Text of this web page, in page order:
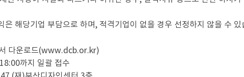
은 해당기업 부담으로 하며, 적격기업이 없을 경우 선정하지 않을 수 있
다운로드(www.dcb.or.kr)
까지 일괄 접수